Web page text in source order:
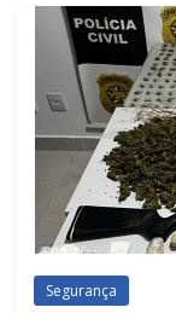
Segurança